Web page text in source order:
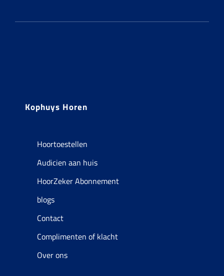
Kophuys Horen
Hoortoestellen
Audicien aan huis
HoorZeker Abonnement
blogs
Contact
Complimenten of klacht
Over ons